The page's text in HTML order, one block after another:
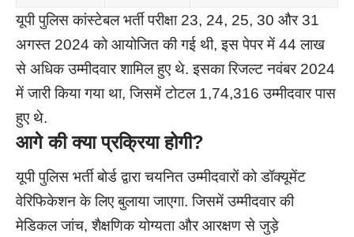
यूपी पुलिस कांस्टेबल भर्ती परीक्षा 23, 24, 25, 30 और 31
अगस्त 2024 को आयोजित की गई थी, इस पेपर में 44 लाख
से अधिक उम्मीदवार शामिल हुए थे. इसका रिजल्ट नवंबर 2024
में जारी किया गया था, जिसमें टोटल 1,74,316 उम्मीदवार पास
हुए थे.
आगे की क्या प्रक्रिया होगी?
यूपी पुलिस भर्ती बोर्ड द्वारा चयनित उम्मीदवारों को डॉक्यूमेंट
वेरिफिकेशन के लिए बुलाया जाएगा. जिसमें उम्मीदवार की
मेडिकल जांच, शैक्षणिक योग्यता और आरक्षण से जुड़े